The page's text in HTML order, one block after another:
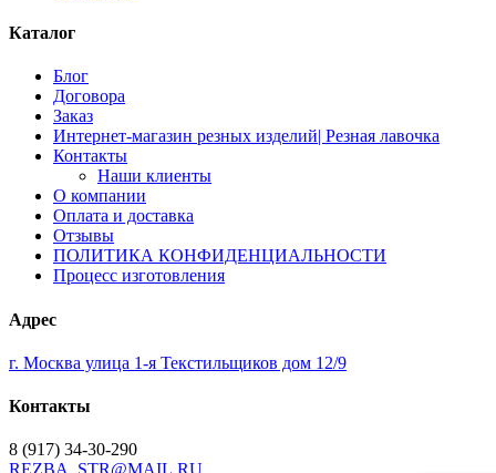
Каталог
Блог
Договора
Заказ
Интернет-магазин резных изделий| Резная лавочка
Контакты
Наши клиенты
О компании
Оплата и доставка
Отзывы
ПОЛИТИКА КОНФИДЕНЦИАЛЬНОСТИ
Процесс изготовления
Адрес
г. Москва улица 1-я Текстильщиков дом 12/9
Контакты
8 (917) 34-30-290